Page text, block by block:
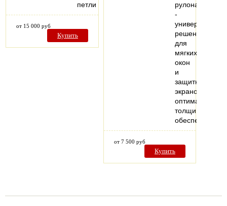
петли
от 15 000 руб
Купить
рулонах
-
универсальное
решение
для
мягких
окон
и
защитных
экранов:
оптимальная
толщина
от 7 500 руб
Купить